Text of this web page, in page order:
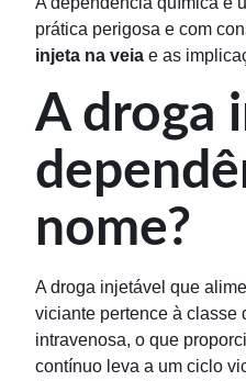
prática perigosa e com
injeta na veia e as
A droga
nome?
A droga injetável que
viciante pertence à classe
intravenosa, o que
contínuo leva a um ciclo